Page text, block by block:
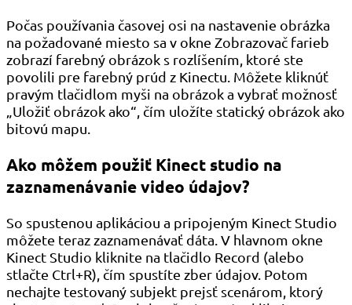
Počas používania časovej osi na nastavenie obrázka
na požadované miesto sa v okne Zobrazovač farieb
zobrazí farebný obrázok s rozlíšením, ktoré ste
povolili pre farebný prúd z Kinectu. Môžete kliknúť
pravým tlačidlom myši na obrázok a vybrať možnosť
„Uložiť obrázok ako“, čím uložíte statický obrázok ako
bitovú mapu.
Ako môžem použiť Kinect studio na
zaznamenávanie video údajov?
So spustenou aplikáciou a pripojeným Kinect Studio
môžete teraz zaznamenávať dáta. V hlavnom okne
Kinect Studio kliknite na tlačidlo Record (alebo
stlačte Ctrl+R), čím spustíte zber údajov. Potom
nechajte testovaný subjekt prejsť scenárom, ktorý